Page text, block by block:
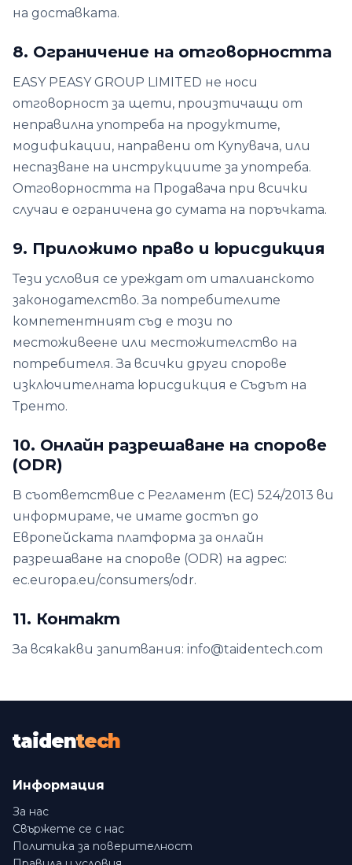
на доставката.
8. Ограничение на отговорността
EASY PEASY GROUP LIMITED не носи
отговорност за щети, произтичащи от
неправилна употреба на продуктите,
модификации, направени от Купувача, или
неспазване на инструкциите за употреба.
Отговорността на Продавача при всички
случаи е ограничена до сумата на поръчката.
9. Приложимо право и юрисдикция
Тези условия се уреждат от италианското
законодателство. За потребителите
компетентният съд е този по
местоживеене или местожителство на
потребителя. За всички други спорове
изключителната юрисдикция е Съдът на
Тренто.
10. Онлайн разрешаване на спорове
(ODR)
В съответствие с Регламент (ЕС) 524/2013 ви
информираме, че имате достъп до
Европейската платформа за онлайн
разрешаване на спорове (ODR) на адрес:
ec.europa.eu/consumers/odr.
11. Контакт
За всякакви запитвания: info@taidentech.com
taidentech
Информация
За нас
Свържете се с нас
Политика за поверителност